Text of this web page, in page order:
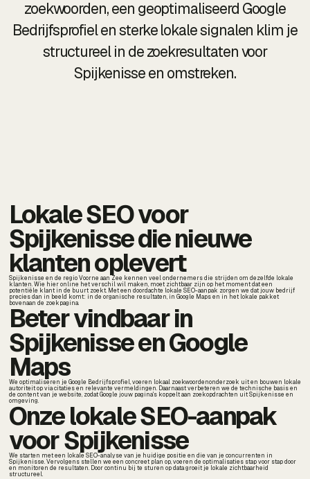
zoekwoorden, een geoptimaliseerd Google
Bedrijfsprofiel en sterke lokale signalen klim je
structureel in de zoekresultaten voor
Spijkenisse en omstreken.
Lokale SEO voor
Spijkenisse die nieuwe
klanten oplevert
Spijkenisse en de regio Voorne aan Zee kennen veel ondernemers die strijden om dezelfde lokale
klanten. Wie hier online het verschil wil maken, moet zichtbaar zijn op het moment dat een
potentiële klant in de buurt zoekt. Met een doordachte lokale SEO-aanpak zorgen we dat jouw bedrijf
precies dan in beeld komt: in de organische resultaten, in Google Maps en in het lokale pakket
bovenaan de zoekpagina.
Beter vindbaar in
Spijkenisse en Google
Maps
We optimaliseren je Google Bedrijfsprofiel, voeren lokaal zoekwoordenonderzoek uit en bouwen lokale
autoriteit op via citaties en relevante vermeldingen. Daarnaast verbeteren we de technische basis en
de content van je website, zodat Google jouw pagina's koppelt aan zoekopdrachten uit Spijkenisse en
omgeving.
Onze lokale SEO-aanpak
voor Spijkenisse
We starten met een lokale SEO-analyse van je huidige positie en die van je concurrenten in
Spijkenisse. Vervolgens stellen we een concreet plan op, voeren de optimalisaties stap voor stap door
en monitoren de resultaten. Door continu bij te sturen op data groeit je lokale zichtbaarheid
structureel.